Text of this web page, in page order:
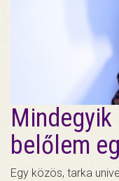
Mindegyik
belőlem
Egy közös, tarka